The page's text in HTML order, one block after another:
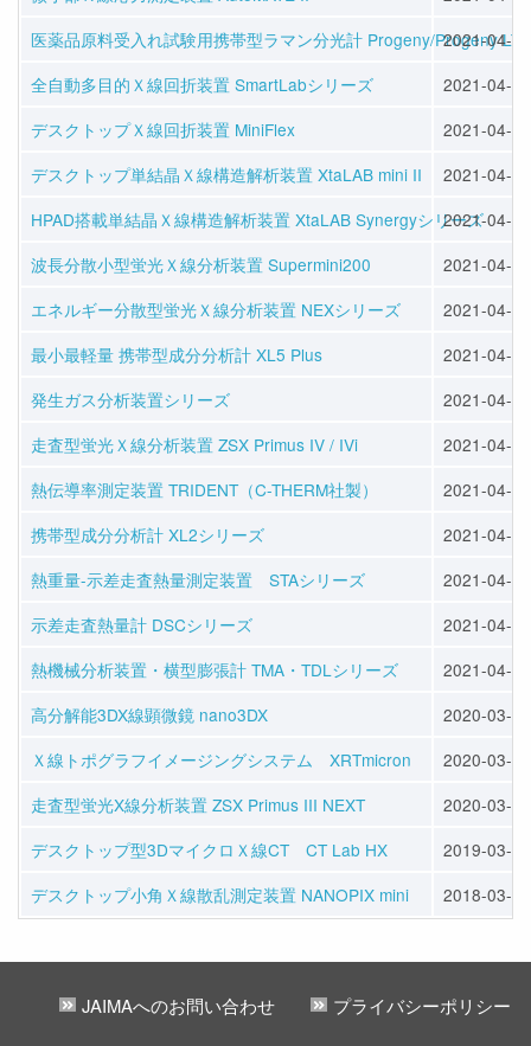
医薬品原料受入れ試験用携帯型ラマン分光計 Progeny/Progeny LT
2021-04-08
全自動多目的Ｘ線回折装置 SmartLabシリーズ
2021-04-08
デスクトップＸ線回折装置 MiniFlex
2021-04-08
デスクトップ単結晶Ｘ線構造解析装置 XtaLAB mini II
2021-04-08
HPAD搭載単結晶Ｘ線構造解析装置 XtaLAB Synergyシリーズ2021-04-08
波長分散小型蛍光Ｘ線分析装置 Supermini200
2021-04-08
エネルギー分散型蛍光Ｘ線分析装置 NEXシリーズ
2021-04-08
最小最軽量 携帯型成分分析計 XL5 Plus
2021-04-08
発生ガス分析装置シリーズ
2021-04-07
走査型蛍光Ｘ線分析装置 ZSX Primus IV / IVi
2021-04-07
熱伝導率測定装置 TRIDENT（C-THERM社製）
2021-04-07
携帯型成分分析計 XL2シリーズ
2021-04-07
熱重量-示差走査熱量測定装置 STAシリーズ
2021-04-07
示差走査熱量計 DSCシリーズ
2021-04-07
熱機械分析装置・横型膨張計 TMA・TDLシリーズ
2021-04-07
高分解能3DX線顕微鏡 nano3DX
2020-03-24
Ｘ線トポグラフイメージングシステム XRTmicron
2020-03-24
走査型蛍光X線分析装置 ZSX Primus III NEXT
2020-03-24
デスクトップ型3DマイクロＸ線CT CT Lab HX
2019-03-25
デスクトップ小角Ｘ線散乱測定装置 NANOPIX mini
2018-03-27
JAIMAへのお問い合わせ プライバシーポリシー